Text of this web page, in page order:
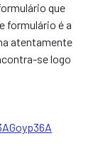
que
formulário é a
atentamente
se logo